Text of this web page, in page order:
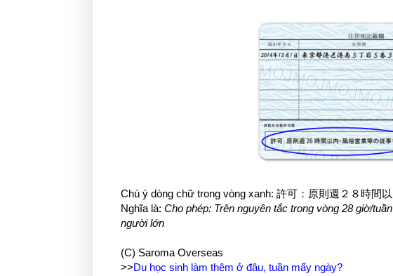
Chú ý dòng chữ trong vòng xanh: 許可：原則週２８時間
Nghĩa là: Cho phép: Trên nguyên tắc trong vòng 28 giờ/
người lớn
(C) Saroma Overseas
>>Du học sinh làm thêm ở đâu, tuần mấy ngày?